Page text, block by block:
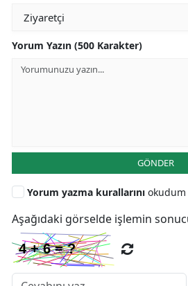
Yorum Yazın (500 Karakter)
GÖNDER
Yorum yazma kurallarını
Aşağıdaki görselde işlemin